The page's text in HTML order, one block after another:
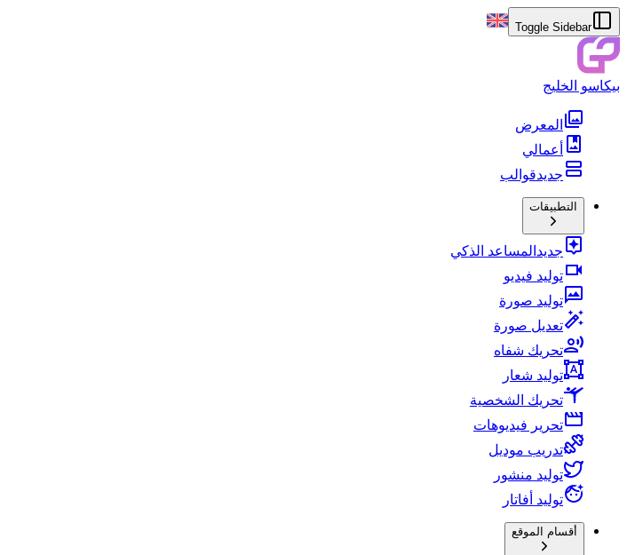
Toggle Sidebar
بيكاسو الخليج
المعرض
أعمالي
جديدقوالب
التطبيقات
جديد المساعد الذكي
توليد فيديو
توليد صورة
تعديل صورة
تحريك شفاه
توليد شعار
تحريك الشخصية
تحرير فيديوهات
تدريب موديل
توليد منشور
توليد أفاتار
أقسام الموقع